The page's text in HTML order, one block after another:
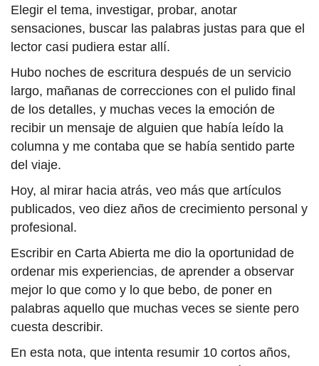
Elegir el tema, investigar, probar, anotar
sensaciones, buscar las palabras justas para que el
lector casi pudiera estar allí.
Hubo noches de escritura después de un servicio
largo, mañanas de correcciones con el pulido final
de los detalles, y muchas veces la emoción de
recibir un mensaje de alguien que había leído la
columna y me contaba que se había sentido parte
del viaje.
Hoy, al mirar hacia atrás, veo más que artículos
publicados, veo diez años de crecimiento personal y
profesional.
Escribir en Carta Abierta me dio la oportunidad de
ordenar mis experiencias, de aprender a observar
mejor lo que como y lo que bebo, de poner en
palabras aquello que muchas veces se siente pero
cuesta describir.
En esta nota, que intenta resumir 10 cortos años,